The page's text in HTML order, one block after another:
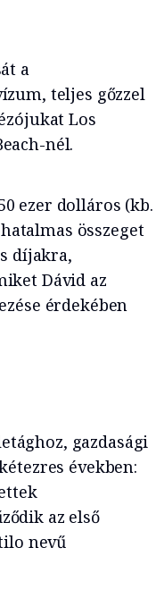
a
teljes gőzzel
Los
nél.
ezer dolláros (kb.
összeget
díjakra,
Dávid az
érdekében
gazdasági
években:
az első
nevű